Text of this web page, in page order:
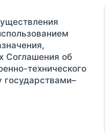
Соглашения об
технического